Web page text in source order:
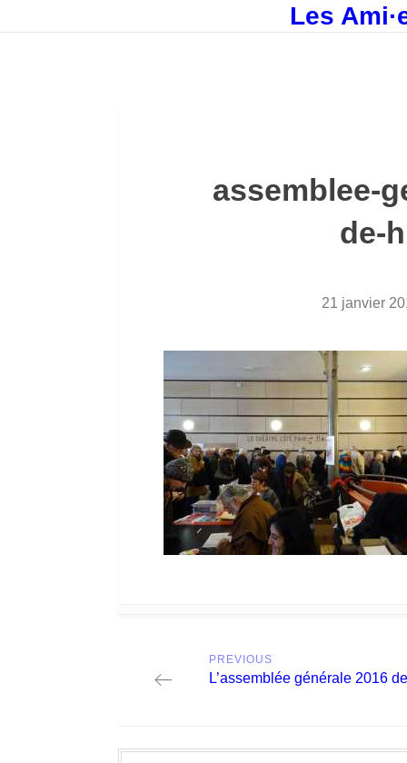
Les
assemblee-
de-
21 janvier
navigation
PREVIOUS
Previous
L’assemblée générale 2016